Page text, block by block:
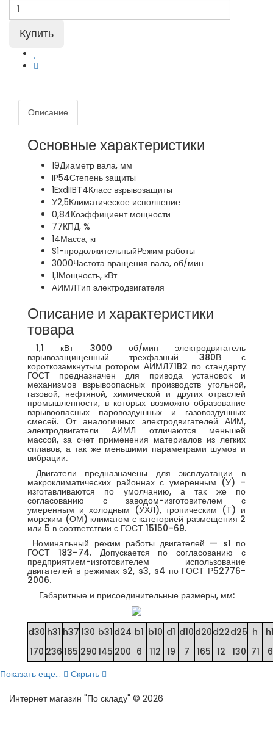
Описание
Основные характеристики
19Диаметр вала, мм
IP54Степень защиты
1ExdIIBT4Класс взрывозащиты
У2,5Климатическое исполнение
0,84Коэффициент мощности
77КПД, %
14Масса, кг
S1-продолжительныйРежим работы
3000Частота вращения вала, об/мин
1,1Мощность, кВт
АИМЛТип электродвигателя
Описание и характеристики
товара
1,1 кВт 3000 об/мин электродвигатель
взрывозащищенный трехфазный 380В с
короткозамкнутым ротором АИМЛ71B2 по стандарту
ГОСТ предназначен для привода установок и
механизмов взрывоопасных производств угольной,
газовой, нефтяной, химической и других отраслей
промышленности, в которых возможно образование
взрывоопасных паровоздушных и газовоздушных
смесей. От аналогичных электродвигателей АИМ,
электродвигатели АИМЛ отличаются меньшей
массой, за счет применения материалов из легких
сплавов, а так же меньшими параметрами шумов и
вибрации.
Двигатели предназначены для эксплуатации в
макроклиматических районнах с умеренным (У) -
изготавливаются по умолчанию, а так же по
согласованию с заводом-изготовителем с
умеренным и холодным (УХЛ), тропическим (Т) и
морским (ОМ) климатом с категорией размещения 2
или 5 в соответствии с ГОСТ 15150–69.
Номинальный режим работы двигателей — s1 по
ГОСТ 183–74. Допускается по согласованию с
предприятием-изготовителем использование
двигателей в режимах s2, s3, s4 по ГОСТ Р52776-
2006.
Габаритные и присоединительные размеры, мм:
d30 h31 h37 l30 b31 d24 b1 b10 d1 d10 d20d22d25 h
170 236 165 290145 200 6 112 19 7 165 12 130 71
6
Показать еще...
Скрыть
Интернет магазин "По складу" © 2026